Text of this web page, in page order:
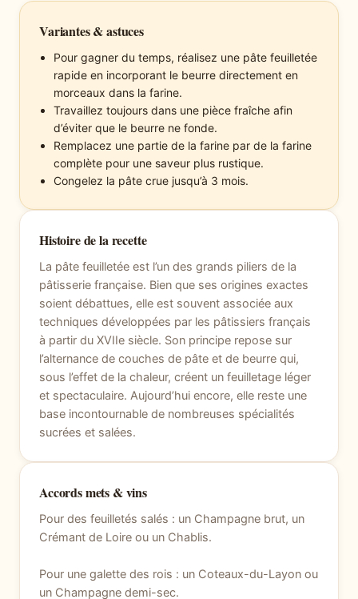
Variantes & astuces
Pour gagner du temps, réalisez une pâte feuilletée
rapide en incorporant le beurre directement en
morceaux dans la farine.
Travaillez toujours dans une pièce fraîche afin
d’éviter que le beurre ne fonde.
Remplacez une partie de la farine par de la farine
complète pour une saveur plus rustique.
Congelez la pâte crue jusqu’à 3 mois.
Histoire de la recette
La pâte feuilletée est l’un des grands piliers de la
pâtisserie française. Bien que ses origines exactes
soient débattues, elle est souvent associée aux
techniques développées par les pâtissiers français
à partir du XVIIe siècle. Son principe repose sur
l’alternance de couches de pâte et de beurre qui,
sous l’effet de la chaleur, créent un feuilletage léger
et spectaculaire. Aujourd’hui encore, elle reste une
base incontournable de nombreuses spécialités
sucrées et salées.
Accords mets & vins
Pour des feuilletés salés : un Champagne brut, un
Crémant de Loire ou un Chablis.
Pour une galette des rois : un Coteaux-du-Layon ou
un Champagne demi-sec.